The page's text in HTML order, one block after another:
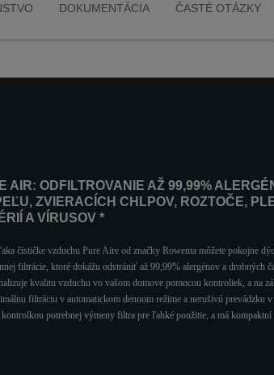
DOKUMENTÁCIA ČASTÉ OTÁZKY
AIR: ODFILTROVANIE AŽ 99,99%
ZVIERACÍCH CHLPOV, ROZTOČE,
A VÍRUSOV *
čističke vzduchu Pure Aire od značky Rowenta môžete pokojne
filtrácie, ktoré dokážu odstrániť až 99,99% alergénov a drobných
kvalitu vzduchu vo vašom domove pomocou kontroliek, a na
filtráciu v automatickom dennom režime a nerušivú prevádzku
potrebnej výmeny filtra pre ľahké použitie, a má